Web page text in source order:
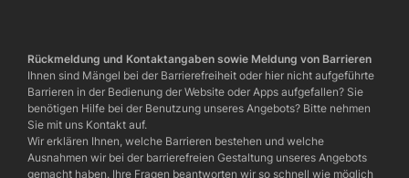
Rückmeldung und Kontaktangaben sowie Meldung von Barrieren
Ihnen sind Mängel bei der Barrierefreiheit oder hier nicht aufgeführte
Barrieren in der Bedienung der Website oder Apps aufgefallen? Sie
benötigen Hilfe bei der Benutzung unseres Angebots? Bitte nehmen
Sie mit uns Kontakt auf.
Wir erklären Ihnen, welche Barrieren bestehen und welche
Ausnahmen wir bei der barrierefreien Gestaltung unseres Angebots
gemacht haben. Ihre Fragen beantworten wir so schnell wie möglich